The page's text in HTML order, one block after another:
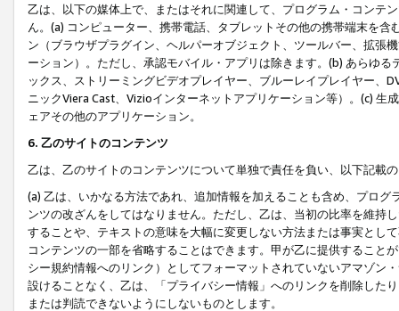
乙は、以下の媒体上で、またはそれに関連して、プログラム・コンテ
ん。(a) コンピューター、携帯電話、タブレットその他の携帯端末を
ン（ブラウザプラグイン、ヘルパーオブジェクト、ツールバー、拡張
ーション）。ただし、承認モバイル・アプリは除きます。(b) あらゆ
ックス、ストリーミングビデオプレイヤー、ブルーレイプレイヤー、
ニックViera Cast、Vizioインターネットアプリケーション等）。(c)
ェアその他のアプリケーション。
6. 乙のサイトのコンテンツ
乙は、乙のサイトのコンテンツについて単独で責任を負い、以下記載
(a) 乙は、いかなる方法であれ、追加情報を加えることも含め、プロ
ンツの改ざんをしてはなりません。ただし、乙は、当初の比率を維持
することや、テキストの意味を大幅に変更しない方法または事実とし
コンテンツの一部を省略することはできます。甲が乙に提供すること
シー規約情報へのリンク）としてフォーマットされていないアマゾン
設けることなく、乙は、「プライバシー情報」へのリンクを削除した
または判読できないようにしないものとします。